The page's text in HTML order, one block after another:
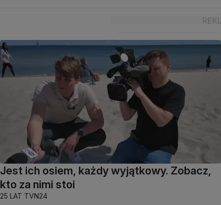
Jest ich osiem, każdy wyjątkowy. Zobacz,
kto za nimi stoi
25 LAT TVN24